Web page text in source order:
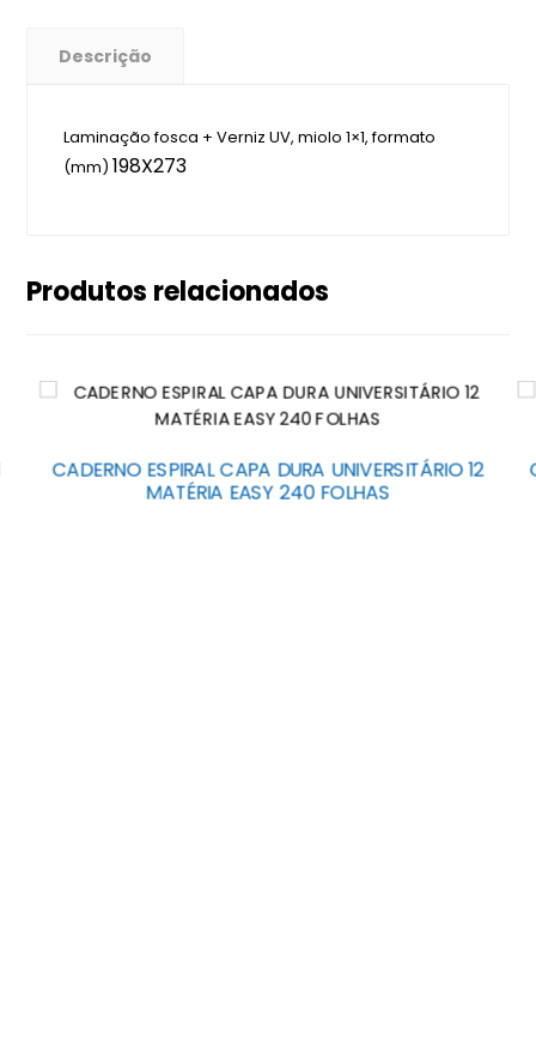
Descrição
Laminação fosca + Verniz UV, miolo 1×1, formato
(mm)198X273
Produtos relacionados
CADERNO ESPIRAL CAPA DURA UNIVERSITÁRIO 12
MATÉRIA EASY 240 FOLHAS